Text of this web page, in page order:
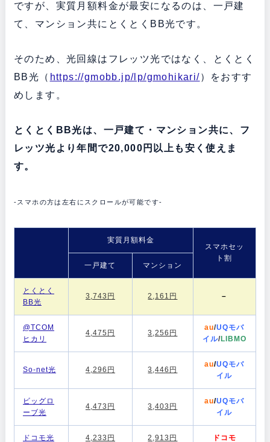
ですが、実質月額料金が最安になるのは、一戸建
て、マンション共にとくとくBB光です。
そのため、光回線はフレッツ光ではなく、とくとく
BB光（ https://gmobb.jp/lp/gmohikari/）をおすす
めします。
とくとくBB光は、一戸建て・マンション共に、フ
レッツ光より年間で20,000円以上も安く使えま
す。
-スマホの方は左右にスクロールが可能です-
実質月額料金
スマホセッ
ト割
一戸建て
マンション
とくとく
BB光
3,743円 2,161円 –
@TCOM
ヒカリ
4,475円 3,256円
au/UQモバ
イル/LIBMO
So-net光 4,296円 3,446円
au/UQモバ
イル
ビッグロ
ーブ光
4,473円 3,403円
au/UQモバ
イル
ドコモ光 4,233円 2,913円 ドコモ